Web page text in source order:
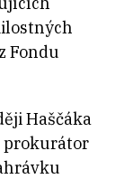
z Fondu
Haščáka
prokurátor